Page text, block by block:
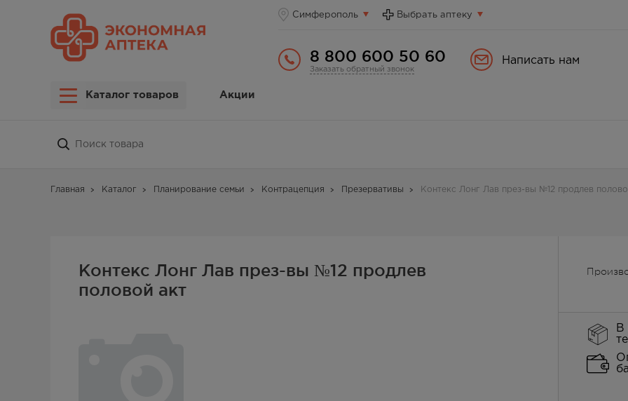
Симферополь Выбрать аптеку
8 800 600 50 60
Заказать обратный звонок
Написать нам
Каталог товаров Акции
Главная Каталог Планирование семьи Контрацепция Презервативы Контекс Лонг Лав през-вы №12 продлев
Контекс Лонг Лав през-вы №12 продлев
половой акт
В